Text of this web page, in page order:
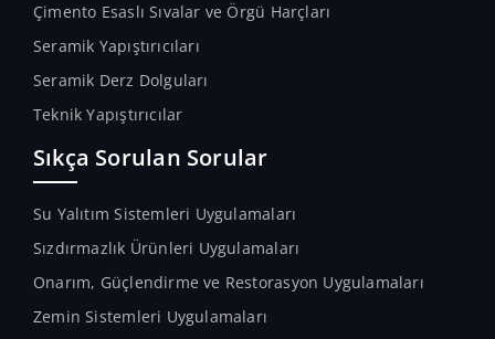
Çimento Esaslı Sıvalar ve Örgü Harçları
Seramik Yapıştırıcıları
Seramik Derz Dolguları
Teknik Yapıştırıcılar
Sıkça Sorulan Sorular
Su Yalıtım Sistemleri Uygulamaları
Sızdırmazlık Ürünleri Uygulamaları
Onarım, Güçlendirme ve Restorasyon Uygulamaları
Zemin Sistemleri Uygulamaları